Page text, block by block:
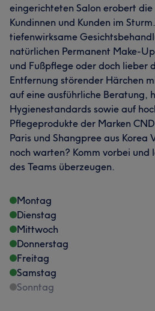
Was unsere Kunden über Linh
Geschult
eingerichteten Salon erobert die
Kundinnen und Kunden im
tiefenwirksame
natürlichen Permanent Make-
und Fußpflege oder doch lieber
Entfernung störender Härchen
auf eine ausführliche Beratung,
Hygienestandards sowie auf
Pflegeprodukte der Marken
Paris und Shangpree aus Korea
noch warten? Komm vorbei und
des Teams überzeugen.
Montag
Dienstag
Mittwoch
Donnerstag
Freitag
Samstag
Sonntag